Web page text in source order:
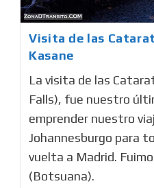
Visita de las
Kasane
La visita de las
Falls), fue nuestro
emprender nuestro
Johannesburgo para
vuelta a Madrid.
(Botsuana).